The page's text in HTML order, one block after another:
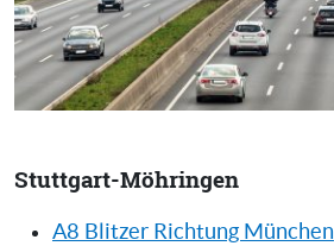
Stuttgart-Möhringen
A8 Blitzer Richtung München